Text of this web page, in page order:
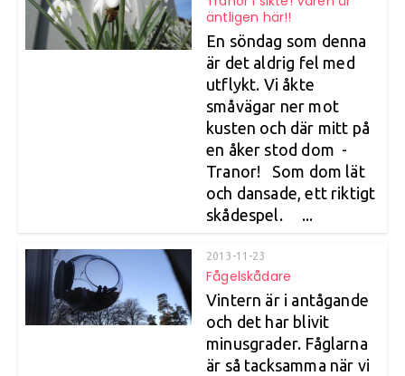
äntligen här!!
En söndag som denna
är det aldrig fel med
utflykt. Vi åkte
småvägar ner mot
kusten och där mitt på
en åker stod dom -
Tranor! Som dom lät
och dansade, ett riktigt
skådespel. ...
2013-11-23
Fågelskådare
Vintern är i antågande
och det har blivit
minusgrader. Fåglarna
är så tacksamma när vi